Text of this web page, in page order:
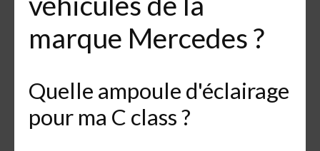
marque Mercedes ?
Quelle ampoule d'éclairage
pour ma C class ?